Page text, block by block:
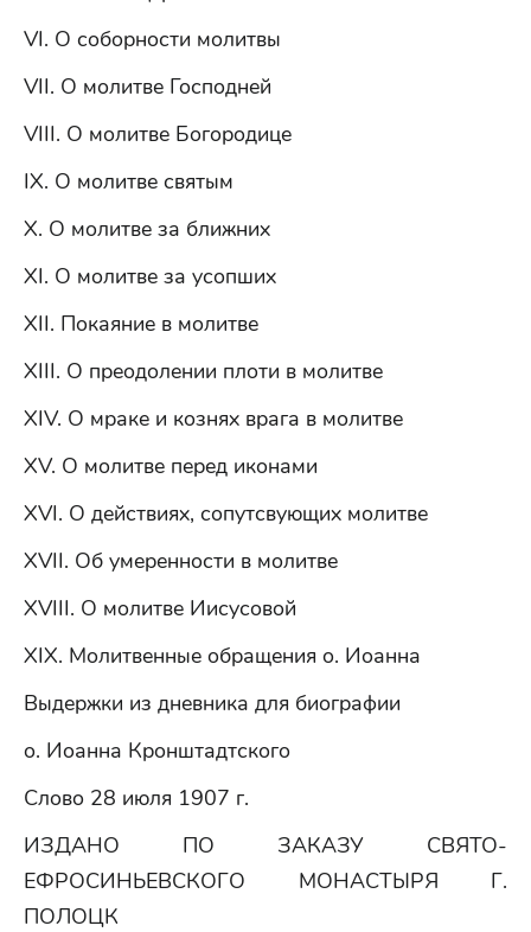
VI. О соборности молитвы
VII. О молитве Господней
VIII. О молитве Богородице
IX. О молитве святым
X. О молитве за ближних
XI. О молитве за усопших
XII. Покаяние в молитве
XIII. О преодолении плоти в молитве
XIV. О мраке и кознях врага в молитве
XV. О молитве перед иконами
XVI. О действиях, сопутсвующих молитве
XVII. Об умеренности в молитве
XVIII. О молитве Иисусовой
XIX. Молитвенные обращения о. Иоанна
Выдержки из дневника для биографии
о. Иоанна Кронштадтского
Слово 28 июля 1907 г.
ИЗДАНО ПО ЗАКАЗУ СВЯТО-
ЕФРОСИНЬЕВСКОГО МОНАСТЫРЯ Г.
ПОЛОЦК